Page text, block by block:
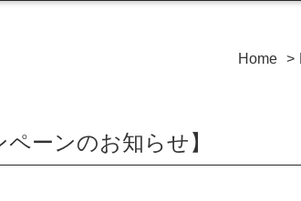
Home
ペーンのお知らせ】